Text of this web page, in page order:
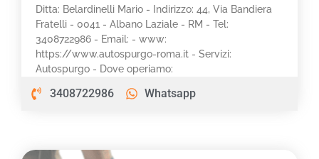
Ditta: Belardinelli Mario - Indirizzo: 44, Via Bandiera
Fratelli - 0041 - Albano Laziale - RM - Tel:
3408722986 - Email: - www:
https://www.autospurgo-roma.it - Servizi:
Autospurgo - Dove operiamo:
3408722986 Whatsapp